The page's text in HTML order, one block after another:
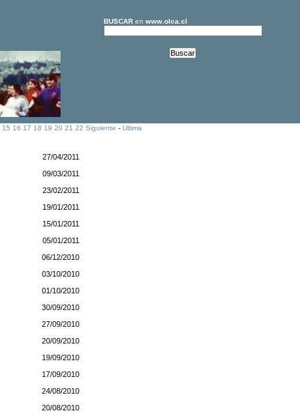
BUSCARen www.olca.cl
15 16 17 18 19 20 21 22 Siguiente - Ultima
27/04/2011
09/03/2011
23/02/2011
19/01/2011
15/01/2011
05/01/2011
06/12/2010
03/10/2010
01/10/2010
30/09/2010
27/09/2010
20/09/2010
19/09/2010
17/09/2010
24/08/2010
20/08/2010